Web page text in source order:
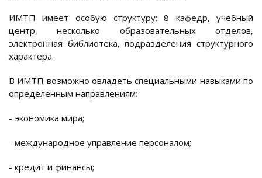
ИМТП имеет особую структуру: 8 кафедр, учебный
центр, несколько образовательных отделов,
электронная библиотека, подразделения структурного
характера.
В ИМТП возможно овладеть специальными навыками по
определенным направлениям:
- экономика мира;
- международное управление персоналом;
- кредит и финансы;